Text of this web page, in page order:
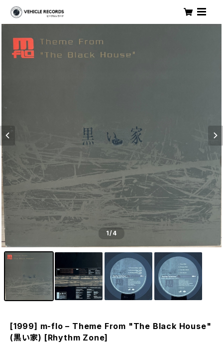
1/4
[1999] m-flo – Theme From "The Black House"
(黒い家) [Rhythm Zone]